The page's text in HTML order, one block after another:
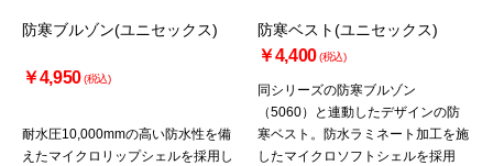
防寒ブルゾン(ユニセックス)
￥4,950(税込)
耐水圧10,000mmの高い防水性を備
えたマイクロリップシェルを採用し
防寒ベスト(ユニセックス)
￥4,400(税込)
同シリーズの防寒ブルゾン
（5060）と連動したデザインの防
寒ベスト。防水ラミネート加工を施
したマイクロソフトシェルを採用